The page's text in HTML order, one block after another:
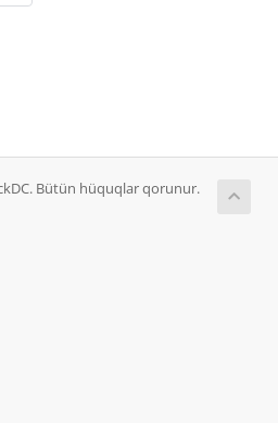
Bütün hüquqlar qorunur.